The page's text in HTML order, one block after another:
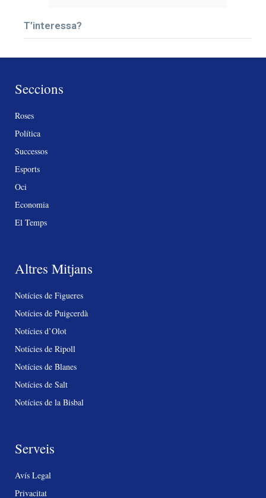
T’interessa?
Seccions
Roses
Política
Successos
Esports
Oci
Economia
El Temps
Altres Mitjans
Notícies de Figueres
Notícies de Puigcerdà
Notícies d’Olot
Notícies de Ripoll
Notícies de Blanes
Notícies de Salt
Notícies de la Bisbal
Serveis
Avís Legal
Privacitat